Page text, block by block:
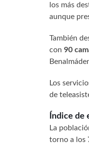
los más
aunque
También
con 90
Los
de
Índice
La
torno a los